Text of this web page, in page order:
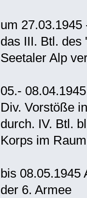
um
das III. Btl. des
Seetaler Alp
05.-
Div. Vorstöße
durch. IV. Btl.
Korps im
bis 08.05.1945
der 6. Armee